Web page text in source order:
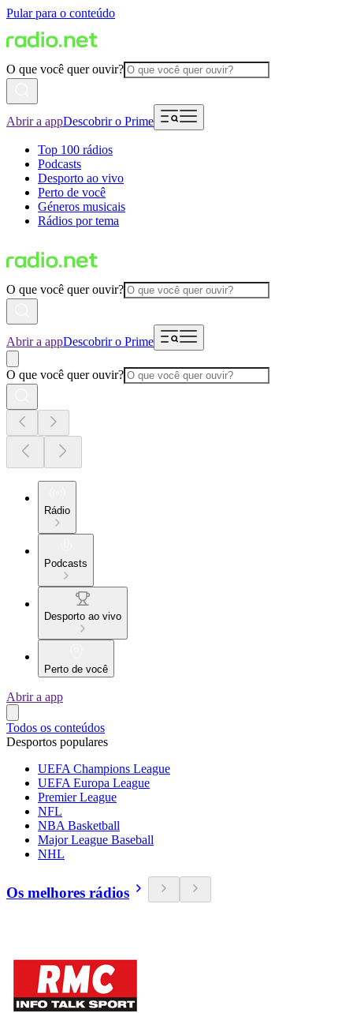
Pular para o conteúdo
O que você quer ouvir?
Abrir a appDescobrir o Prime
Top 100 rádios
Podcasts
Desporto ao vivo
Perto de você
Géneros musicais
Rádios por tema
O que você quer ouvir?
Abrir a appDescobrir o Prime
O que você quer ouvir?
Rádio
Podcasts
Desporto ao vivo
Perto de você
Abrir a app
Todos os conteúdos
Desportos populares
UEFA Champions League
UEFA Europa League
Premier League
NFL
NBA Basketball
Major League Baseball
NHL
Os melhores rádios